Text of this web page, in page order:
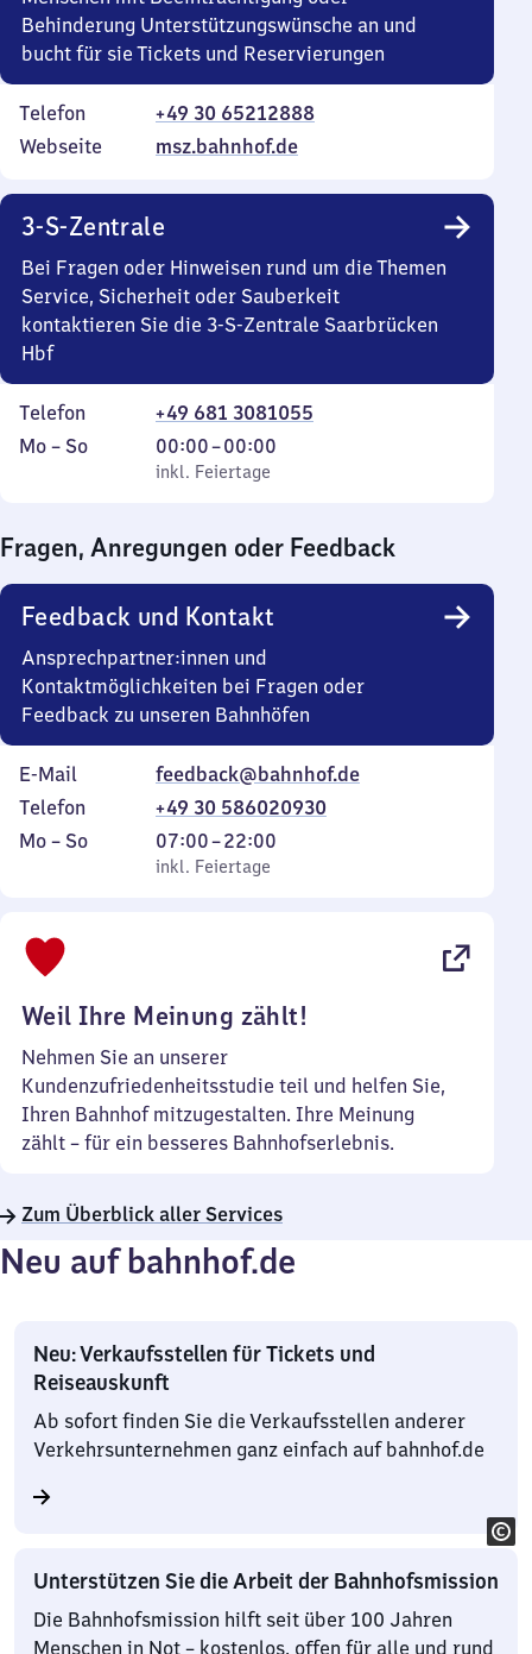
Behinderung Unterstützungswünsche an und
bucht für sie Tickets und Reservierungen
Telefon
+49 30 65212888
Webseite
msz.bahnhof.de
3-S-Zentrale
Bei Fragen oder Hinweisen rund um die Themen
Service, Sicherheit oder Sauberkeit
kontaktieren Sie die 3-S-Zentrale Saarbrücken
Hbf
Telefon
+49 681 3081055
Montag
Mo – So,
inkl. Feiertage
00:00–00:00
Von
0
0
Uhr
inkl. Feiertage
Fragen, Anregungen oder Feedback
Feedback und Kontakt
Ansprechpartner:innen und
Kontaktmöglichkeiten bei Fragen oder
Feedback zu unseren Bahnhöfen
E-Mail
feedback@bahnhof.de
Telefon
+49 30 586020930
Montag
Mo – So,
inkl. Feiertage
07:00–22:00
Von
7
inkl. Feiertage
Weil Ihre Meinung zählt!
Nehmen Sie an unserer
Kundenzufriedenheitsstudie teil und helfen Sie,
Ihren Bahnhof mitzugestalten. Ihre Meinung
zählt – für ein besseres Bahnhofserlebnis.
Zum Überblick aller Services
Neu auf bahnhof.de
Neu: Verkaufsstellen für Tickets und
Reiseauskunft
Ab sofort finden Sie die Verkaufsstellen anderer
Verkehrsunternehmen ganz einfach auf bahnhof.de
Unterstützen Sie die Arbeit der Bahnhofsmission
Die Bahnhofsmission hilft seit über 100 Jahren
Menschen in Not – kostenlos, offen für alle und rund